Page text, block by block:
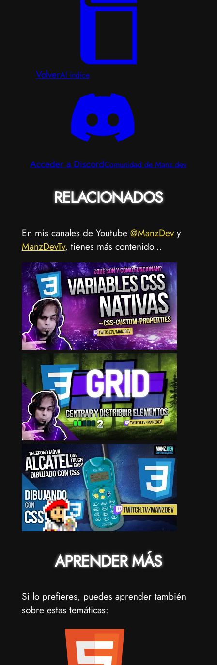
VolverAl índice
Acceder a DiscordComunidad de Manz.dev
RELACIONADOS
En mis canales de Youtube @ManzDevy
ManzDevTv, tienes más contenido...
APRENDER MÁS
Si lo prefieres, puedes aprender también
sobre estas temáticas: